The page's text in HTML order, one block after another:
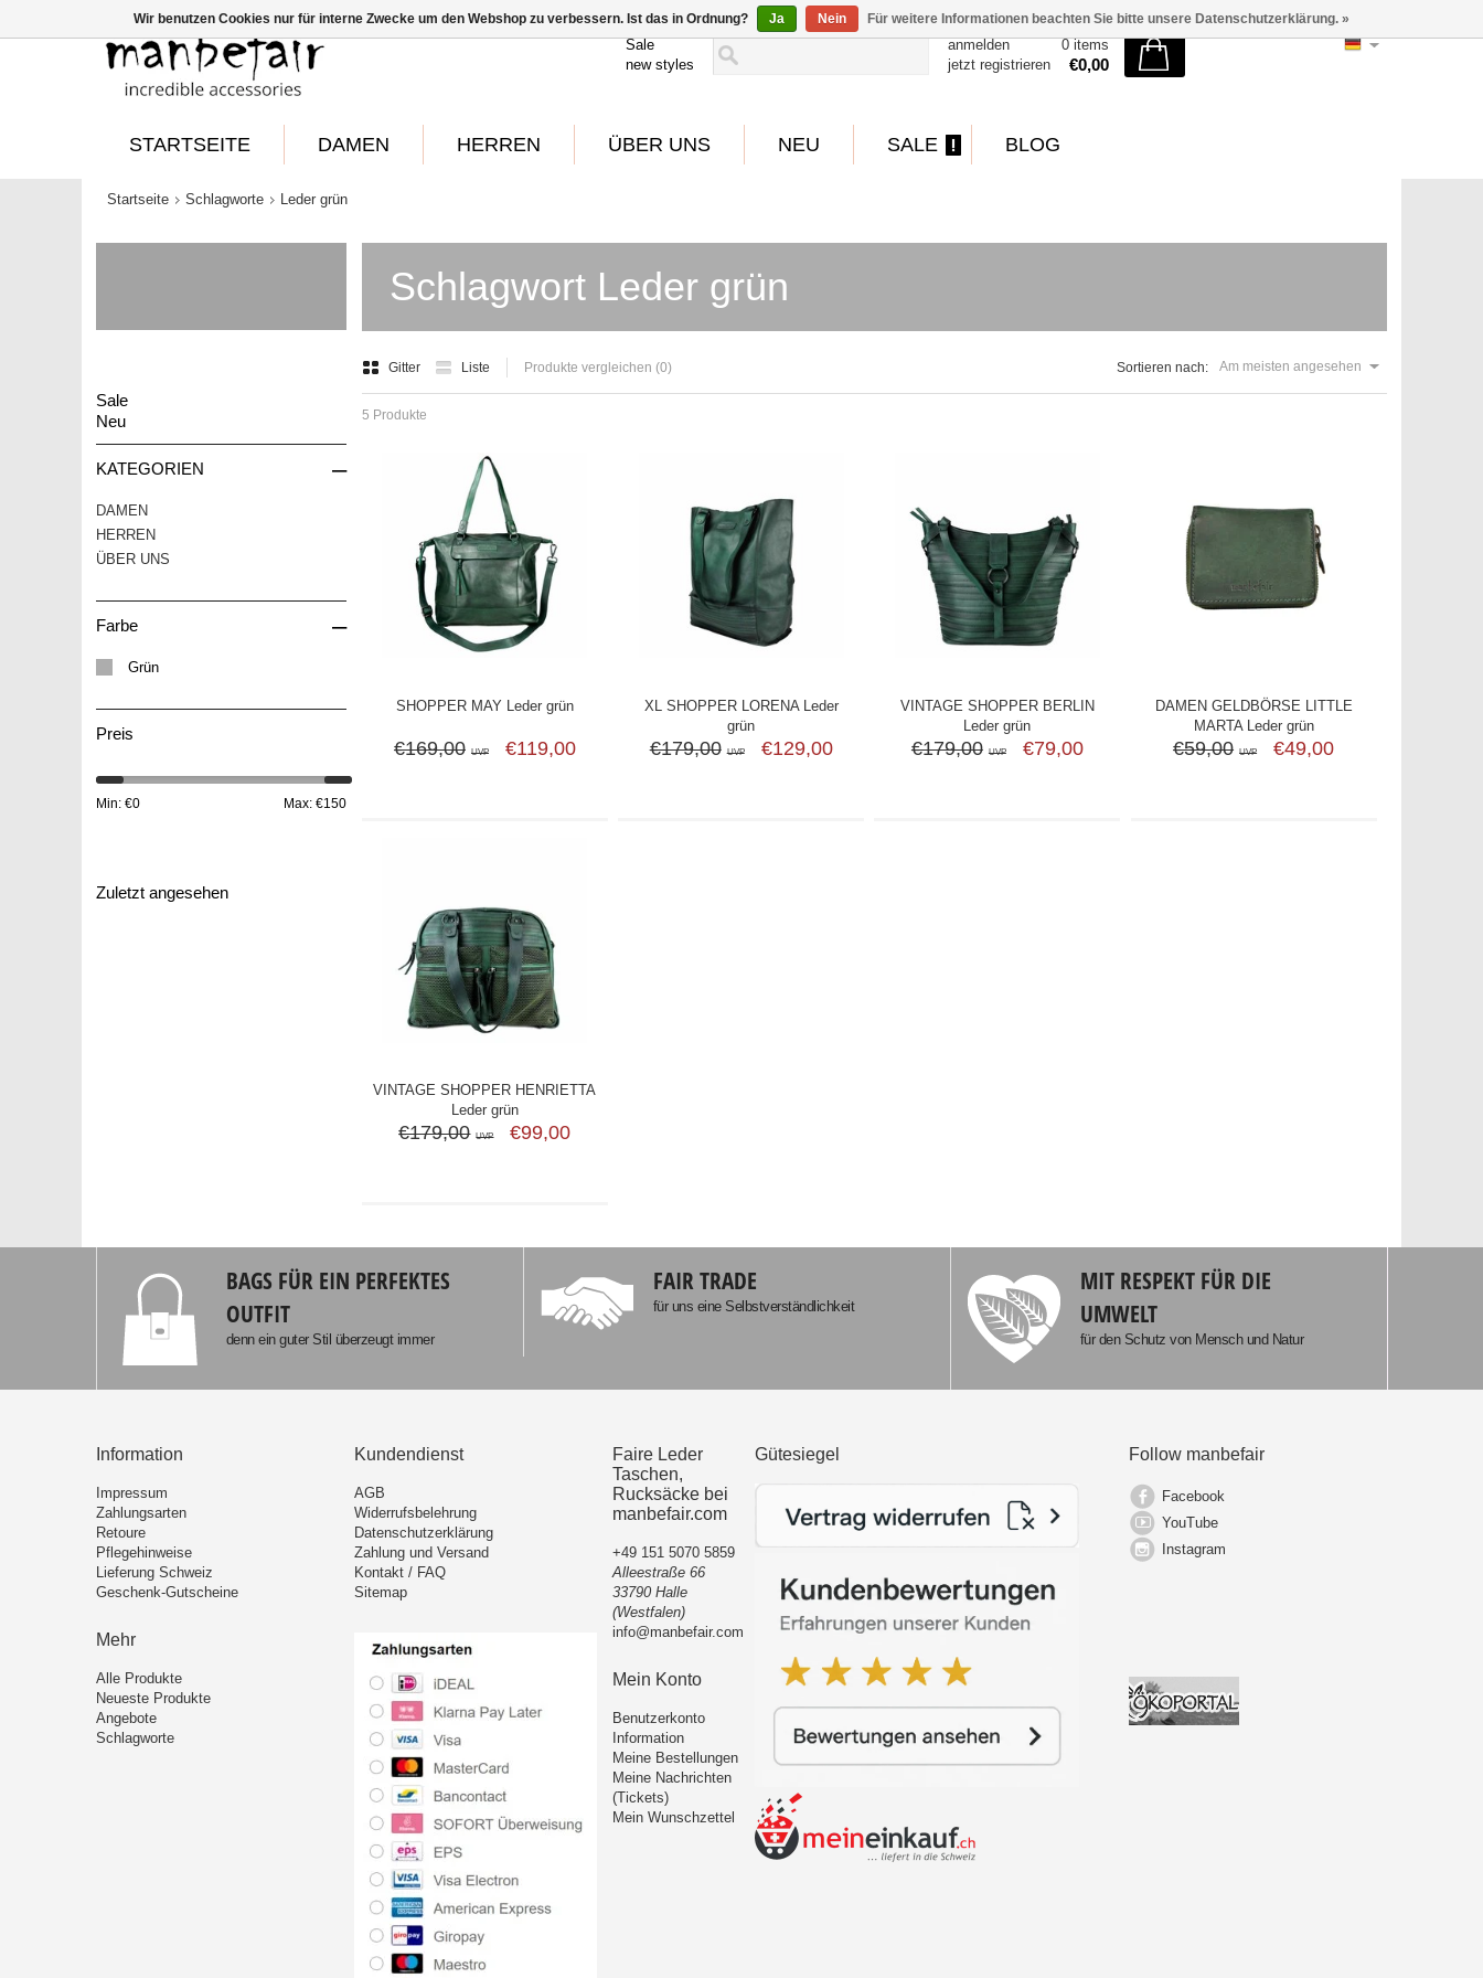
Sale
new styles
anmelden
jetzt registrieren
0 items
€0,00
STARTSEITE DAMEN HERREN ÜBER UNS NEU SALE BLOG
Startseite Schlagworte Leder grün
Schlagwort Leder grün
Gitter Liste Produkte vergleichen (0) Sortieren nach: Am meisten angesehen
5 Produkte
SHOPPER MAY Leder grün
€169,00 UVP €119,00
XL SHOPPER LORENA Leder
grün
€179,00 UVP €129,00
VINTAGE SHOPPER BERLIN
Leder grün
€179,00 UVP €79,00
DAMEN GELDBÖRSE LITTLE
MARTA Leder grün
€59,00 UVP €49,00
VINTAGE SHOPPER HENRIETTA
Leder grün
€179,00 UVP €99,00
Sale
Neu
KATEGORIEN –
DAMEN
HERREN
ÜBER UNS
Farbe –
Grün
Preis
Min: €0 Max: €150
Zuletzt angesehen
BAGS FÜR EIN PERFEKTES
OUTFIT
denn ein guter Stil überzeugt immer
FAIR TRADE
für uns eine Selbstverständlichkeit
MIT RESPEKT FÜR DIE
UMWELT
für den Schutz von Mensch und Natur
Information
Impressum
Zahlungsarten
Retoure
Pflegehinweise
Lieferung Schweiz
Geschenk-Gutscheine
Mehr
Alle Produkte
Neueste Produkte
Angebote
Schlagworte
Kundendienst
AGB
Widerrufsbelehrung
Datenschutzerklärung
Zahlung und Versand
Kontakt / FAQ
Sitemap
Faire Leder
Taschen,
Rucksäcke bei
manbefair.com
+49 151 5070 5859
Alleestraße 66
33790 Halle
(Westfalen)
info@manbefair.com
Mein Konto
Benutzerkonto
Information
Meine Bestellungen
Meine Nachrichten
(Tickets)
Mein Wunschzettel
Gütesiegel Follow manbefair
Facebook
YouTube
Instagram
Wir benutzen Cookies nur für interne Zwecke um den Webshop zu verbessern. Ist das in Ordnung? Ja Nein Für weitere Informationen beachten Sie bitte unsere Datenschutzerklärung. »